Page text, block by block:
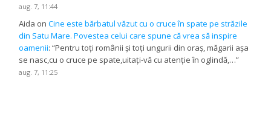
aug. 7, 11:44
Aida onCine este bărbatul văzut cu o cruce în spate pe străzile
din Satu Mare. Povestea celui care spune că vrea să inspire
oamenii: “Pentru toți românii și toți ungurii din oraș, măgarii așa
se nasc,cu o cruce pe spate,uitați-vă cu atenție în oglindă,…”
aug. 7, 11:25